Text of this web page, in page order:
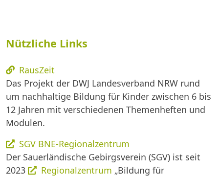
Nützliche Links
RausZeit
Das Projekt der DWJ Landesverband NRW rund
um nachhaltige Bildung für Kinder zwischen 6 bis
12 Jahren mit verschiedenen Themenheften und
Modulen.
SGV BNE-Regionalzentrum
Der Sauerländische Gebirgsverein (SGV) ist seit
2023
Regionalzentrum „Bildung für